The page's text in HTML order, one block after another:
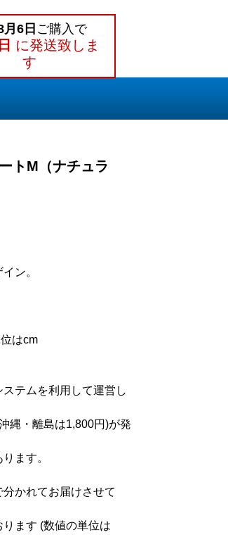
月6日 ご購入で
に発送致しま
す
トM（ナチュラ
ン。
はcm
テムを利用して運営し
縄・離島は1,800円)が発
ます。
かれてお届けさせて
ます (数値の単位は